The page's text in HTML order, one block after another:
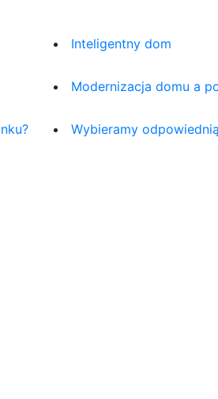
Inteligentny dom
Modernizacja domu a
Wybieramy